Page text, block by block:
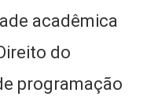
acadêmica
do
programação